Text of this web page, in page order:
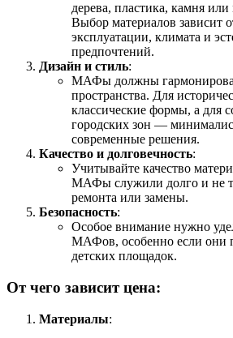
дерева, пластика, камня
Выбор материалов зависит
эксплуатации, климата и
предпочтений.
Дизайн и стиль:
МАФы должны
пространства. Для
классические формы, а для
городских зон —
современные решения.
Качество и долговечность:
Учитывайте качество
МАФы служили долго и не
ремонта или замены.
Безопасность:
Особое внимание нужно
МАФов, особенно если они
детских площадок.
От чего зависит цена:
Материалы: